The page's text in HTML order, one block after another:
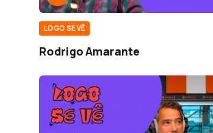
LOGO SE VÊ
Rodrigo Amarante